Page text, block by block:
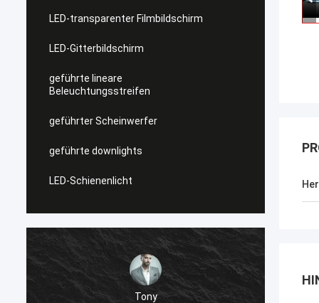
LED-transparenter Filmbildschirm
LED-Gitterbildschirm
geführte lineare
Beleuchtungsstreifen
geführter Scheinwerfer
geführte downlights
LED-Schienenlicht
Tony